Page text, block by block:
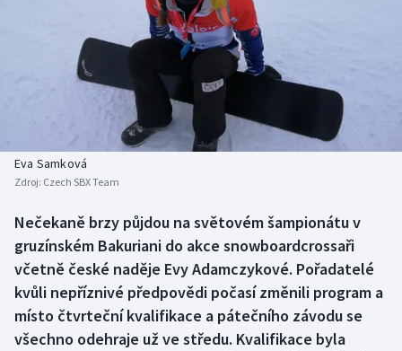
Baseball a softbal
Biatlon
Box
Curling
Dostihy
NEPŘEHLÉDNĚTE
Soutěže
Historické návraty
Aplikace ČT sport
Eva Samková
Zdroj: Czech SBX Team
Nečekaně brzy půjdou na světovém šampionátu v
gruzínském Bakuriani do akce snowboardcrossaři
včetně české naděje Evy Adamczykové. Pořadatelé
kvůli nepříznivé předpovědi počasí změnili program a
místo čtvrteční kvalifikace a pátečního závodu se
všechno odehraje už ve středu. Kvalifikace byla